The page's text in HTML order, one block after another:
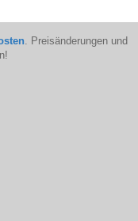
. Preisänderungen und